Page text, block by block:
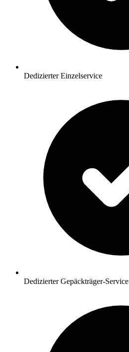
Dedizierter Einzelservice
Dedizierter Gepäckträger-Service